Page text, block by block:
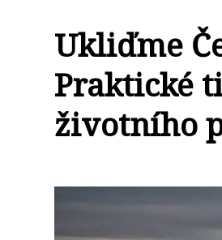
Ukliďme
Praktické
životního